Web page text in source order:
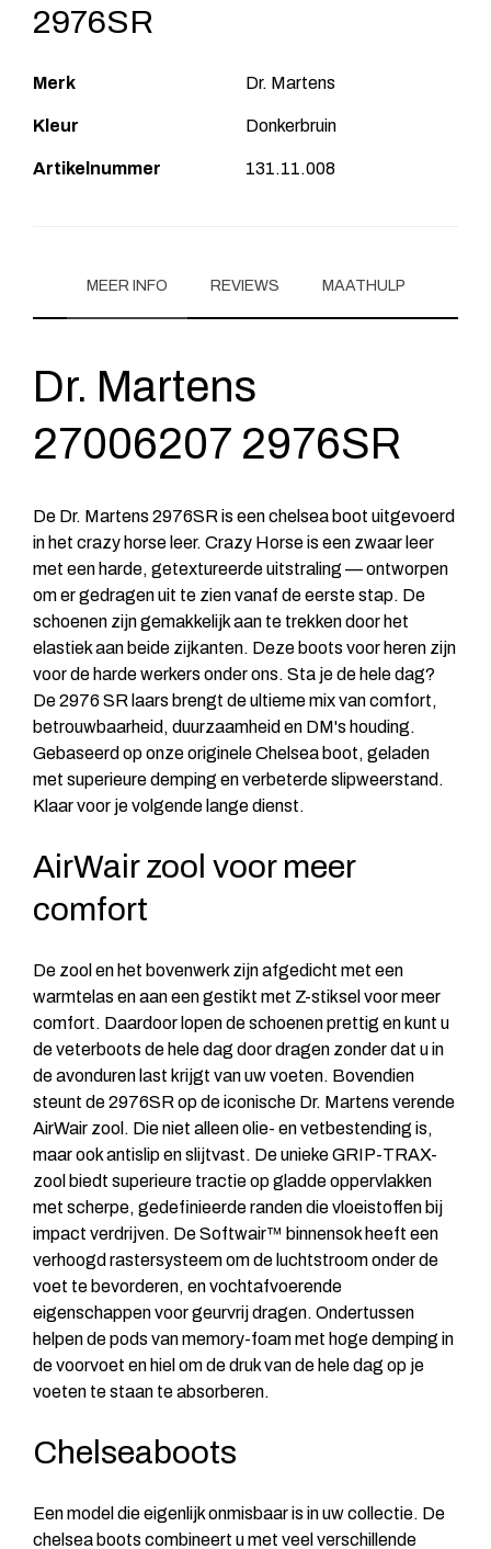
2976SR
Merk Dr. Martens
Kleur Donkerbruin
Artikelnummer 131.11.008
MEER INFO REVIEWS MAATHULP
Dr. Martens
27006207 2976SR
De Dr. Martens 2976SR is een chelsea boot uitgevoerd
in het crazy horse leer. Crazy Horse is een zwaar leer
met een harde, getextureerde uitstraling — ontworpen
om er gedragen uit te zien vanaf de eerste stap. De
schoenen zijn gemakkelijk aan te trekken door het
elastiek aan beide zijkanten. Deze boots voor heren zijn
voor de harde werkers onder ons. Sta je de hele dag?
De 2976 SR laars brengt de ultieme mix van comfort,
betrouwbaarheid, duurzaamheid en DM's houding.
Gebaseerd op onze originele Chelsea boot, geladen
met superieure demping en verbeterde slipweerstand.
Klaar voor je volgende lange dienst.
AirWair zool voor meer
comfort
De zool en het bovenwerk zijn afgedicht met een
warmtelas en aan een gestikt met Z-stiksel voor meer
comfort. Daardoor lopen de schoenen prettig en kunt u
de veterboots de hele dag door dragen zonder dat u in
de avonduren last krijgt van uw voeten. Bovendien
steunt de 2976SR op de iconische Dr. Martens verende
AirWair zool. Die niet alleen olie- en vetbestending is,
maar ook antislip en slijtvast. De unieke GRIP-TRAX-
zool biedt superieure tractie op gladde oppervlakken
met scherpe, gedefinieerde randen die vloeistoffen bij
impact verdrijven. De Softwair™ binnensok heeft een
verhoogd rastersysteem om de luchtstroom onder de
voet te bevorderen, en vochtafvoerende
eigenschappen voor geurvrij dragen. Ondertussen
helpen de pods van memory-foam met hoge demping in
de voorvoet en hiel om de druk van de hele dag op je
voeten te staan te absorberen.
Chelseaboots
Een model die eigenlijk onmisbaar is in uw collectie. De
chelsea boots combineert u met veel verschillende